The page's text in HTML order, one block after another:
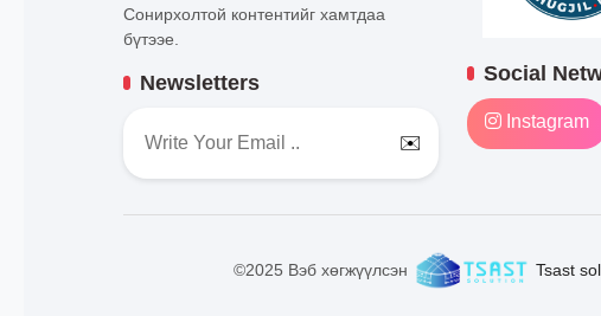
Сонирхолтой контентийг хамтдаа
бүтээе.
Newsletters
✉️
Social
Instagram
©2025 Вэб хөгжүүлсэн Tsast